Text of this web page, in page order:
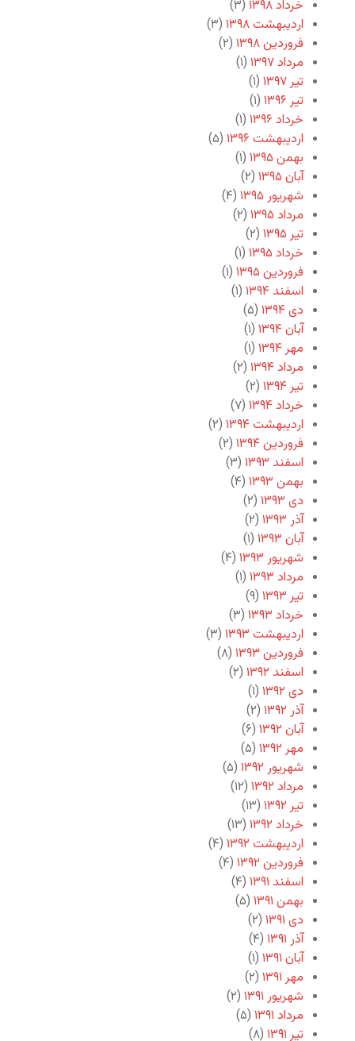
خرداد ۱۳۹۸
(۳)
اردیبهشت ۱۳۹۸
(۳)
فروردین ۱۳۹۸
(۲)
مرداد ۱۳۹۷
(۱)
تیر ۱۳۹۷
(۱)
تیر ۱۳۹۶
(۱)
خرداد ۱۳۹۶
(۱)
اردیبهشت ۱۳۹۶
(۵)
بهمن ۱۳۹۵
(۱)
آبان ۱۳۹۵
(۲)
شهریور ۱۳۹۵
(۴)
مرداد ۱۳۹۵
(۲)
تیر ۱۳۹۵
(۲)
خرداد ۱۳۹۵
(۱)
فروردین ۱۳۹۵
(۱)
اسفند ۱۳۹۴
(۱)
دی ۱۳۹۴
(۵)
آبان ۱۳۹۴
(۱)
مهر ۱۳۹۴
(۱)
مرداد ۱۳۹۴
(۲)
تیر ۱۳۹۴
(۲)
خرداد ۱۳۹۴
(۷)
اردیبهشت ۱۳۹۴
(۲)
فروردین ۱۳۹۴
(۲)
اسفند ۱۳۹۳
(۳)
بهمن ۱۳۹۳
(۴)
دی ۱۳۹۳
(۲)
آذر ۱۳۹۳
(۲)
آبان ۱۳۹۳
(۱)
شهریور ۱۳۹۳
(۴)
مرداد ۱۳۹۳
(۱)
تیر ۱۳۹۳
(۹)
خرداد ۱۳۹۳
(۳)
اردیبهشت ۱۳۹۳
(۳)
فروردین ۱۳۹۳
(۸)
اسفند ۱۳۹۲
(۲)
دی ۱۳۹۲
(۱)
آذر ۱۳۹۲
(۲)
آبان ۱۳۹۲
(۶)
مهر ۱۳۹۲
(۵)
شهریور ۱۳۹۲
(۵)
مرداد ۱۳۹۲
(۱۲)
تیر ۱۳۹۲
(۱۳)
خرداد ۱۳۹۲
(۱۳)
اردیبهشت ۱۳۹۲
(۴)
فروردین ۱۳۹۲
(۴)
اسفند ۱۳۹۱
(۴)
بهمن ۱۳۹۱
(۵)
دی ۱۳۹۱
(۲)
آذر ۱۳۹۱
(۴)
آبان ۱۳۹۱
(۱)
مهر ۱۳۹۱
(۲)
شهریور ۱۳۹۱
(۲)
مرداد ۱۳۹۱
(۵)
تیر ۱۳۹۱
(۸)